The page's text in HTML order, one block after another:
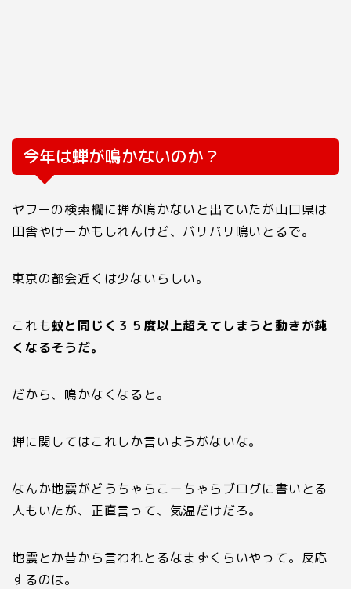
今年は蝉が鳴かないのか？
ヤフーの検索欄に蝉が鳴かないと出ていたが山口県は
田舎やけーかもしれんけど、バリバリ鳴いとるで。
東京の都会近くは少ないらしい。
これも蚊と同じく３５度以上超えてしまうと動きが鈍
くなるそうだ。
だから、鳴かなくなると。
蝉に関してはこれしか言いようがないな。
なんか地震がどうちゃらこーちゃらブログに書いとる
人もいたが、正直言って、気温だけだろ。
地震とか昔から言われとるなまずくらいやって。反応
するのは。